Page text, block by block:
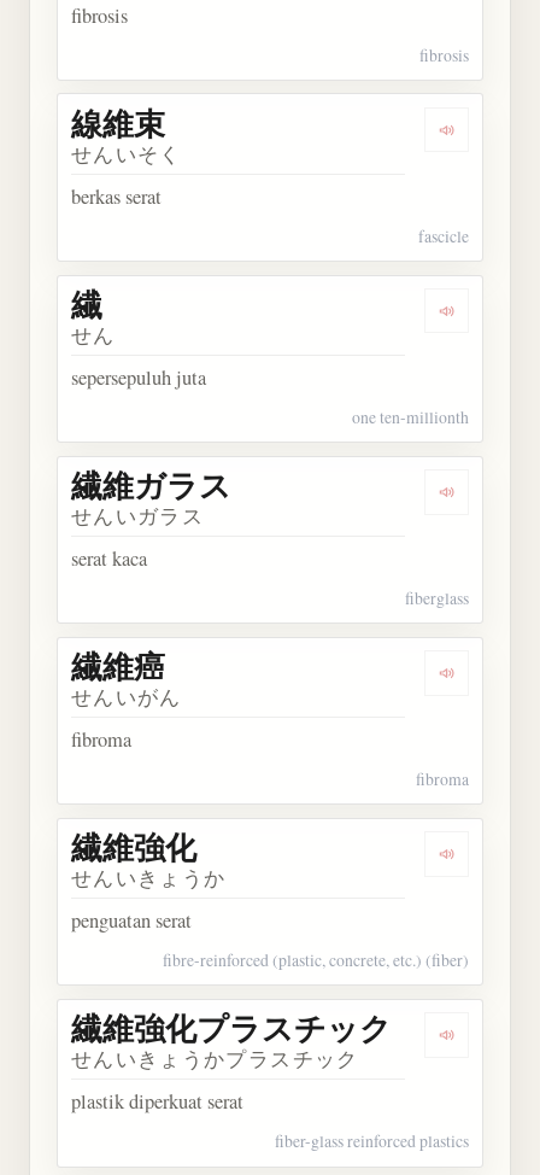
fibrosis
fibrosis
Dengarkan
線維束
せんいそく
berkas serat
fascicle
Dengarkan
繊
せん
sepersepuluh juta
one ten-millionth
Dengarkan
繊維ガラス
せんいガラス
serat kaca
fiberglass
Dengarkan
繊維癌
せんいがん
fibroma
fibroma
Dengarkan
繊維強化
せんいきょうか
penguatan serat
fibre-reinforced (plastic, concrete, etc.) (fiber)
Dengarkan
繊維強化プラスチック
せんいきょうかプラスチック
plastik diperkuat serat
fiber-glass reinforced plastics